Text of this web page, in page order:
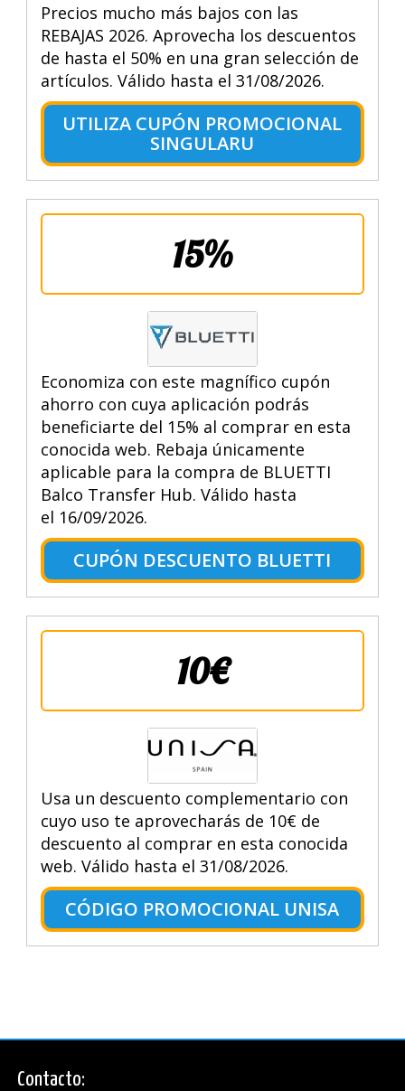
Precios mucho más bajos con las
REBAJAS 2026. Aprovecha los descuentos
de hasta el 50% en una gran selección de
artículos. Válido hasta el 31/08/2026.
UTILIZA CUPÓN PROMOCIONAL
SINGULARU
15%
Economiza con este magnífico cupón
ahorro con cuya aplicación podrás
beneficiarte del 15% al comprar en esta
conocida web. Rebaja únicamente
aplicable para la compra de BLUETTI
Balco Transfer Hub. Válido hasta
el 16/09/2026.
CUPÓN DESCUENTO BLUETTI
10€
Usa un descuento complementario con
cuyo uso te aprovecharás de 10€ de
descuento al comprar en esta conocida
web. Válido hasta el 31/08/2026.
CÓDIGO PROMOCIONAL UNISA
Contacto: